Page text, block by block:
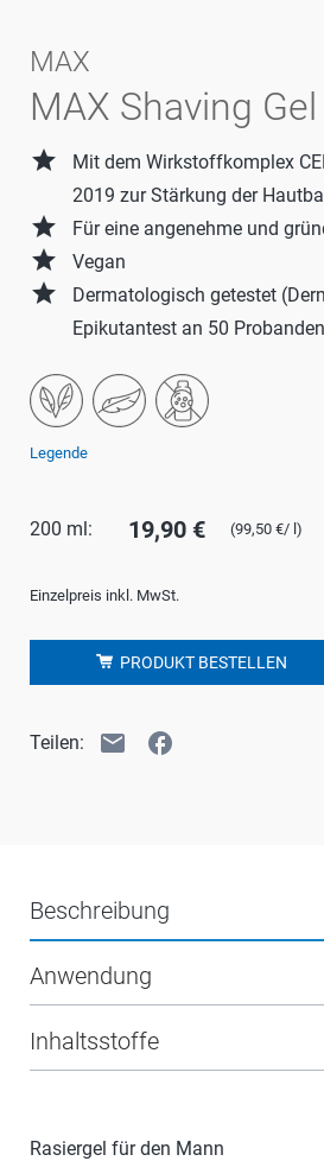
MAX
MAX Shaving Gel
grade
Mit dem Wirkstoffkomplex
2019 zur Stärkung der
grade Für eine angenehme und
grade Vegan
grade
Dermatologisch getestet
Epikutantest an 50
Legende
200 ml: 19,90 € (99,50 €/ l)
Einzelpreis inkl. MwSt.
PRODUKT BESTELLEN
Teilen: email facebook
Beschreibung
Anwendung
Inhaltsstoffe
Rasiergel für den Mann